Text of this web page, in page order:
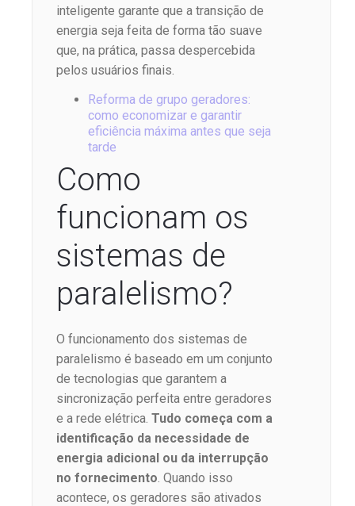
inteligente garante que a transição de
energia seja feita de forma tão suave
que, na prática, passa despercebida
pelos usuários finais.
Reforma de grupo geradores:
como economizar e garantir
eficiência máxima antes que seja
tarde
Como
funcionam os
sistemas de
paralelismo?
O funcionamento dos sistemas de
paralelismo é baseado em um conjunto
de tecnologias que garantem a
sincronização perfeita entre geradores
e a rede elétrica. Tudo começa com a
identificação da necessidade de
energia adicional ou da interrupção
no fornecimento. Quando isso
acontece, os geradores são ativados